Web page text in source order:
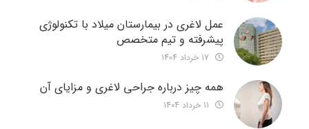
عمل لاغری در بیمارستان میلاد با تکنولوژی
پیشرفته و تیم متخصص
همه چیز درباره جراحی لاغری و مزایای آن